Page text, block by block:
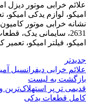
علائم خرابی موتور دیزل
امیکو، لوازم یدکی
2631، سایمانی یدک،
امیکو، فیلتر امیکو، تعمیر
جدیدتر
علائم خرابی دیفرانسیل آمیکو | ۸ نشانه‌ای که نباید
بازگشت به لیست
قدیمی تر پر
کامل قطعات یدکی